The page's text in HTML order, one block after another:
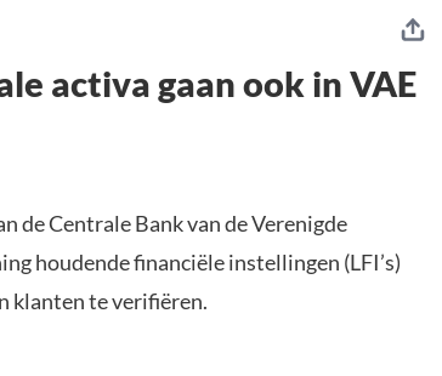
activa gaan ook in VAE
de Centrale Bank van de Verenigde
houdende financiële instellingen (LFI’s)
klanten te verifiëren.